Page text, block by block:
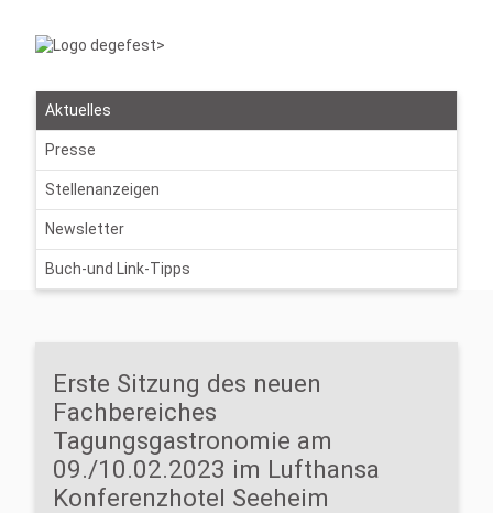
Aktuelles
Presse
Stellenanzeigen
Newsletter
Buch-und Link-Tipps
Erste Sitzung des neuen
Fachbereiches
Tagungsgastronomie am
09./10.02.2023 im Lufthansa
Konferenzhotel Seeheim